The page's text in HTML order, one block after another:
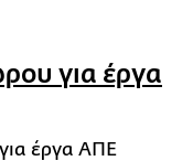
για έργα
έργα ΑΠΕ